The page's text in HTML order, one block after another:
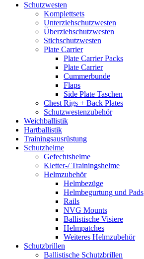
Schutzwesten
Komplettsets
Unterziehschutzwesten
Überziehschutzwesten
Stichschutzwesten
Plate Carrier
Plate Carrier Packs
Plate Carrier
Cummerbunde
Flaps
Side Plate Taschen
Chest Rigs + Back Plates
Schutzwestenzubehör
Weichballistik
Hartballistik
Trainingsausrüstung
Schutzhelme
Gefechtshelme
Kletter-/ Trainingshelme
Helmzubehör
Helmbezüge
Helmbegurtung und Pads
Rails
NVG Mounts
Ballistische Visiere
Helmpatches
Weiteres Helmzubehör
Schutzbrillen
Ballistische Schutzbrillen